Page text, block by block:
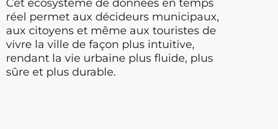
Cet écosystème de données en temps
réel permet aux décideurs municipaux,
aux citoyens et même aux touristes de
vivre la ville de façon plus intuitive,
rendant la vie urbaine plus fluide, plus
sûre et plus durable.